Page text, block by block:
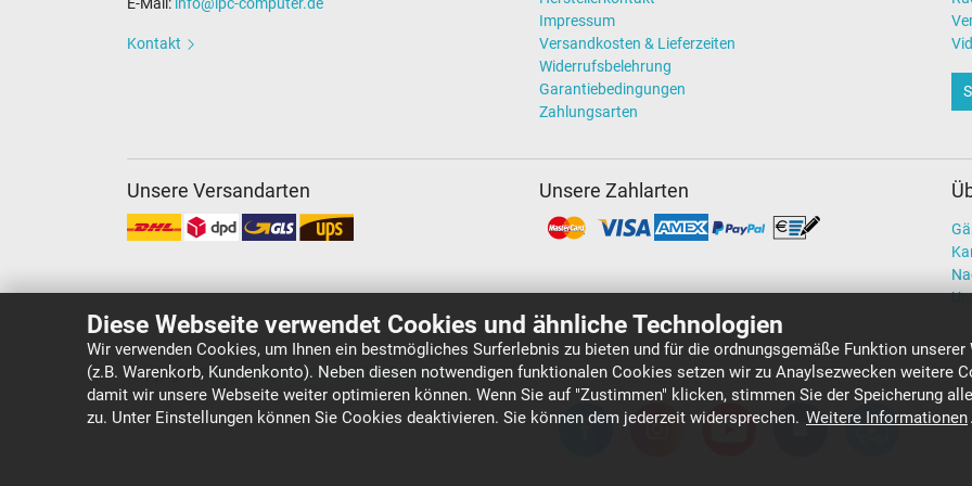
Diese Webseite verwendet Cookies und ähnliche Technologien
Wir verwenden Cookies, um Ihnen ein bestmögliches Surferlebnis zu bieten und für die ordnungsgemäße Funktion unserer
(z.B. Warenkorb, Kundenkonto). Neben diesen notwendigen funktionalen Cookies setzen wir zu Anaylsezwecken weitere
damit wir unsere Webseite weiter optimieren können. Wenn Sie auf "Zustimmen" klicken, stimmen Sie der Speicherung
zu. Unter Einstellungen können Sie Cookies deaktivieren. Sie können dem jederzeit widersprechen. Weitere Informationen.
Kontakt
Impressum
Versandkosten & Lieferzeiten
Widerrufsbelehrung
Garantiebedingungen
Zahlungsarten
Unsere Versandarten Unsere Zahlarten
Copyright ©IPC-Computer Deutschland GmbH